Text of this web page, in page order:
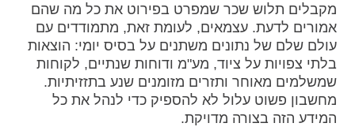
מקבלים תלוש שכר שמפרט בפירוט את כל מה שהם
אמורים לדעת. עצמאים, לעומת זאת, מתמודדים עם
עולם שלם של נתונים משתנים על בסיס יומי: הוצאות
בלתי צפויות על ציוד, מע"מ ודוחות שנתיים, לקוחות
שמשלמים מאוחר ותזרים מזומנים שנע בתזזיתיות.
מחשבון פשוט עלול לא להספיק כדי לנהל את כל
המידע הזה בצורה מדויקת.